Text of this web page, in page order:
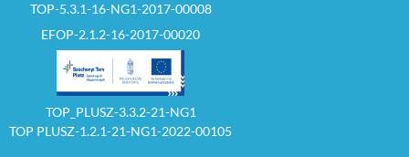
TOP-5.3.1-16-NG1-2017-00008
EFOP-2.1.2-16-2017-00020
TOP_PLUSZ-3.3.2-21-NG1
TOP PLUSZ-1.2.1-21-NG1-2022-00105